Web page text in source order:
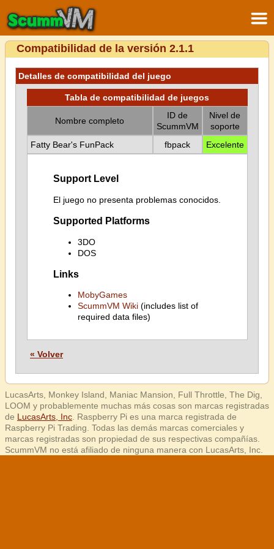
Compatibilidad de la versión 2.1.1
Detalles de compatibilidad del juego
Tabla de compatibilidad de juegos
Nombre completo
ID de
ScummVM
Nivel de
soporte
Fatty Bear's FunPack
fbpack Excelente
Support Level
El juego no presenta problemas conocidos.
Supported Platforms
3DO
DOS
Links
MobyGames
ScummVM Wiki(includes list of
required data files)
« Volver
LucasArts, Monkey Island, Maniac Mansion, Full Throttle, The Dig,
LOOM y probablemente muchas más cosas son marcas registradas
de LucasArts, Inc . Raspberry Pi es una marca registrada de
Raspberry Pi Trading. Todas las demás marcas comerciales y
marcas registradas son propiedad de sus respectivas compañías.
ScummVM no está afiliado de ninguna manera con LucasArts, Inc.